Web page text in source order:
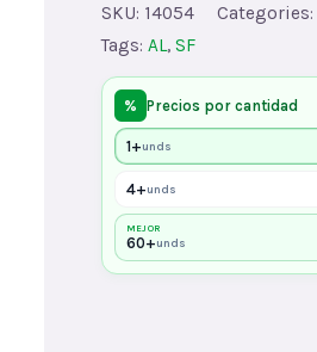
SKU: 14054 Categories:
Tags: AL, SF
% Precios por cantidad
1+unds
4+unds
MEJOR
60+unds